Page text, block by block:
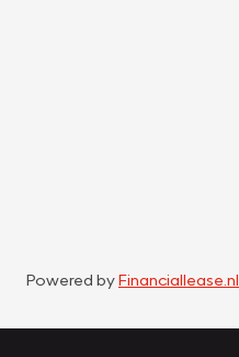
Powered byFinanciallease.nl